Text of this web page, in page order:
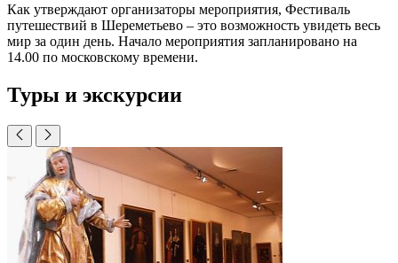
Как утверждают организаторы мероприятия, Фестиваль
путешествий в Шереметьево – это возможность увидеть весь
мир за один день. Начало мероприятия запланировано на
14.00 по московскому времени.
Туры и экскурсии